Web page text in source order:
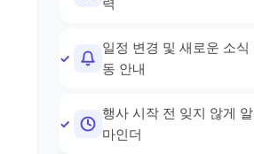
일정 변경 및 새로운 소식
동 안내
행사 시작 전 잊지 않게
마인더